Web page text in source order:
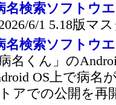
名検索ソフトウ
2026/6/1 5.18版マ
名検索ソフトウ
病名くん」の
OS上で病名
アでの公開を再